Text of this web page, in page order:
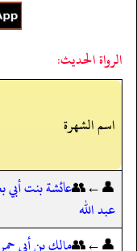
الرواة الحديث:
اسم الشهرة
👤←👥عائشة بنت
عبد الله
👤←👥مالك بن أبي